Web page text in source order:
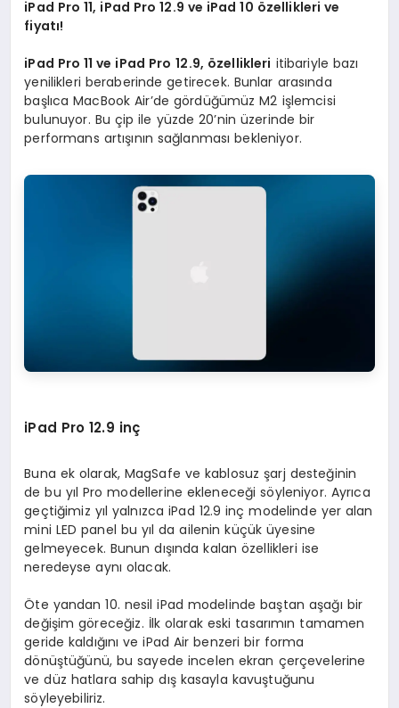
iPad Pro 11, iPad Pro 12.9 ve iPad 10 özellikleri ve
fiyatı!
iPad Pro 11 ve iPad Pro 12.9, özellikleri itibariyle bazı
yenilikleri beraberinde getirecek. Bunlar arasında
başlıca MacBook Air’de gördüğümüz M2 işlemcisi
bulunuyor. Bu çip ile yüzde 20’nin üzerinde bir
performans artışının sağlanması bekleniyor.
iPad Pro 12.9 inç
Buna ek olarak, MagSafe ve kablosuz şarj desteğinin
de bu yıl Pro modellerine ekleneceği söyleniyor. Ayrıca
geçtiğimiz yıl yalnızca iPad 12.9 inç modelinde yer alan
mini LED panel bu yıl da ailenin küçük üyesine
gelmeyecek. Bunun dışında kalan özellikleri ise
neredeyse aynı olacak.
Öte yandan 10. nesil iPad modelinde baştan aşağı bir
değişim göreceğiz. İlk olarak eski tasarımın tamamen
geride kaldığını ve iPad Air benzeri bir forma
dönüştüğünü, bu sayede incelen ekran çerçevelerine
ve düz hatlara sahip dış kasayla kavuştuğunu
söyleyebiliriz.